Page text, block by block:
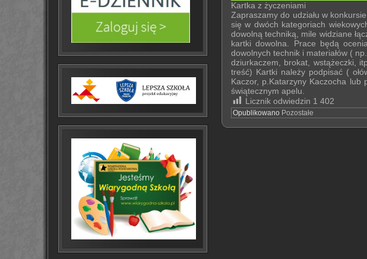
Kartka z życzeniami
Zapraszamy do udziału w
się w dwóch kategoriach
dowolną techniką, mile widziane
kartki dowolna. Prace będą
dowolnych technik i materiałów (
dziurkaczem, brokat, wstążeczki,
treść) Kartki należy podpisać (
Kaczor, p.Katarzyny Kaczocha lub
świątecznym apelu.
Licznik odwiedzin 1 402
Opublikowano Pozostałe